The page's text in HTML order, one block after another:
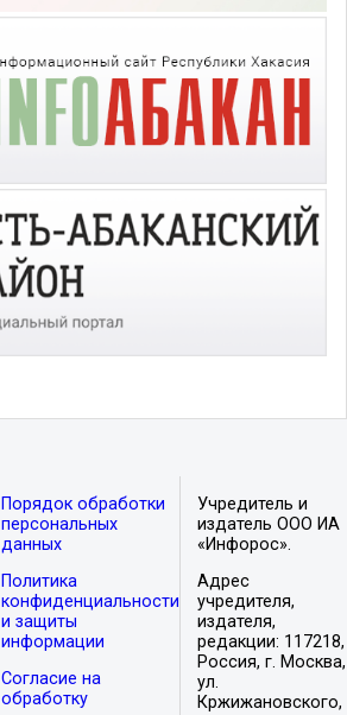
Порядок обработки
персональных
данных
Политика
конфиденциальности
и защиты
информации
Согласие на
обработку
Учредитель и
издатель ООО ИА
«Инфорос».
Адрес
учредителя,
издателя,
редакции: 117218,
Россия, г. Москва,
ул.
Кржижановского,